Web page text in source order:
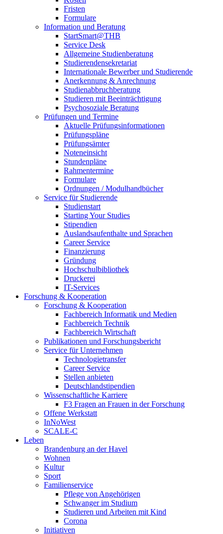
Fristen
Formulare
Information und Beratung
StartSmart@THB
Service Desk
Allgemeine Studienberatung
Studierendensekretariat
Internationale Bewerber und Studierende
Anerkennung & Anrechnung
Studienabbruchberatung
Studieren mit Beeinträchtigung
Psychosoziale Beratung
Prüfungen und Termine
Aktuelle Prüfungsinformationen
Prüfungspläne
Prüfungsämter
Noteneinsicht
Stundenpläne
Rahmentermine
Formulare
Ordnungen / Modulhandbücher
Service für Studierende
Studienstart
Starting Your Studies
Stipendien
Auslandsaufenthalte und Sprachen
Career Service
Finanzierung
Gründung
Hochschulbibliothek
Druckerei
IT-Services
Forschung & Kooperation
Forschung & Kooperation
Fachbereich Informatik und Medien
Fachbereich Technik
Fachbereich Wirtschaft
Publikationen und Forschungsbericht
Service für Unternehmen
Technologietransfer
Career Service
Stellen anbieten
Deutschlandstipendien
Wissenschaftliche Karriere
F3 Fragen an Frauen in der Forschung
Offene Werkstatt
InNoWest
SCALE-C
Leben
Brandenburg an der Havel
Wohnen
Kultur
Sport
Familienservice
Pflege von Angehörigen
Schwanger im Studium
Studieren und Arbeiten mit Kind
Corona
Initiativen